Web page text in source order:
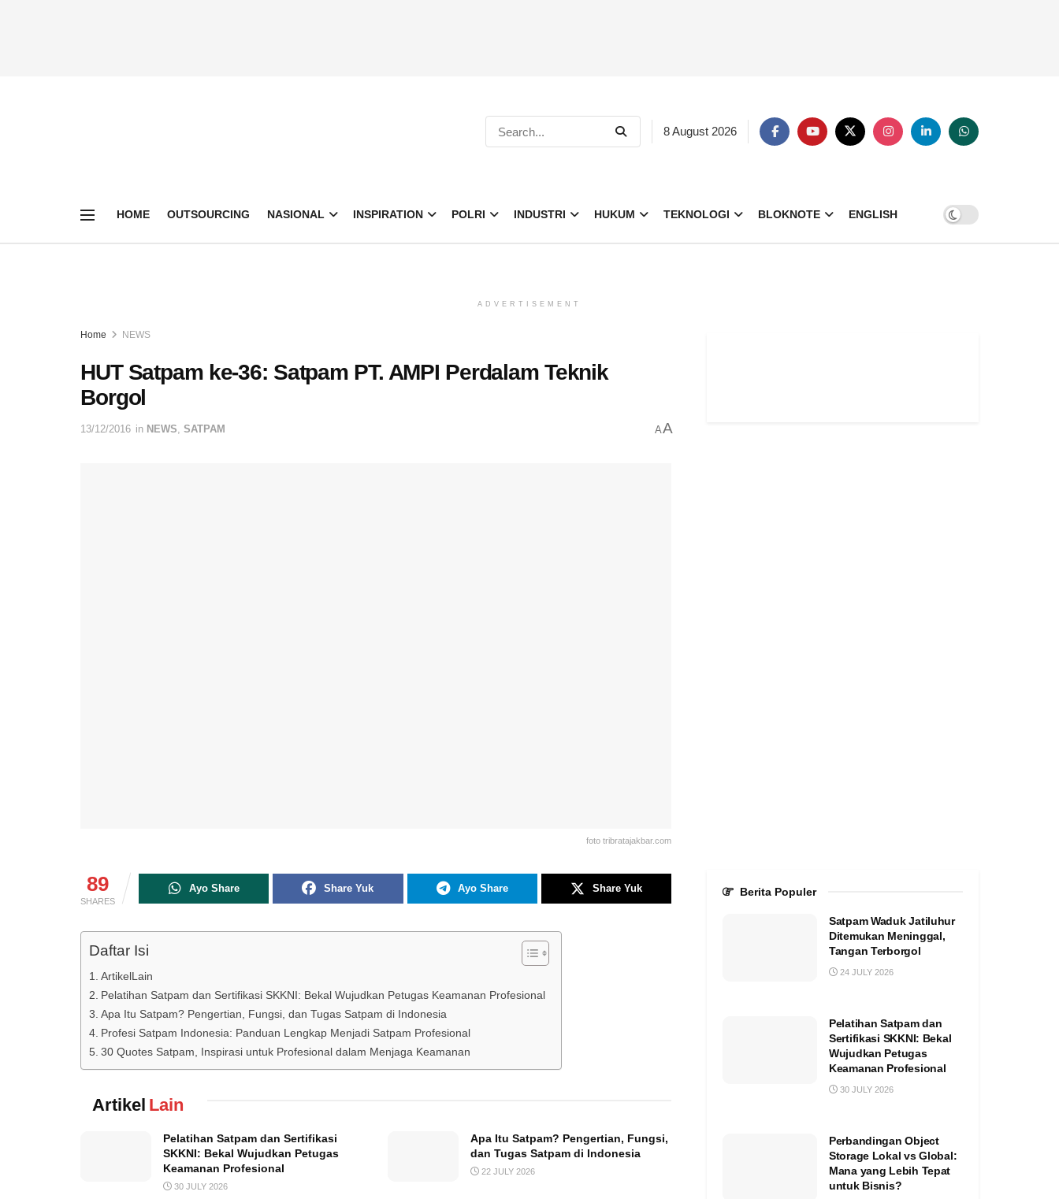
8 August 2026
HOME OUTSOURCING NASIONAL INSPIRATION POLRI INDUSTRI HUKUM TEKNOLOGI BLOKNOTE ENGLISH
ADVERTISEMENT
Home NEWS
HUT Satpam ke-36: Satpam PT. AMPI Perdalam Teknik
Borgol
13/12/2016 in NEWS, SATPAM AA
foto tribratajakbar.com
89
SHARES
Ayo Share Share Yuk Ayo Share Share Yuk
Daftar Isi
ArtikelLain
Pelatihan Satpam dan Sertifikasi SKKNI: Bekal Wujudkan Petugas Keamanan Profesional
Apa Itu Satpam? Pengertian, Fungsi, dan Tugas Satpam di Indonesia
Profesi Satpam Indonesia: Panduan Lengkap Menjadi Satpam Profesional
30 Quotes Satpam, Inspirasi untuk Profesional dalam Menjaga Keamanan
Artikel Lain
Pelatihan Satpam dan Sertifikasi
SKKNI: Bekal Wujudkan Petugas
Keamanan Profesional
30 JULY 2026
Apa Itu Satpam? Pengertian, Fungsi,
dan Tugas Satpam di Indonesia
22 JULY 2026
Berita Populer
Satpam Waduk Jatiluhur
Ditemukan Meninggal,
Tangan Terborgol
24 JULY 2026
Pelatihan Satpam dan
Sertifikasi SKKNI: Bekal
Wujudkan Petugas
Keamanan Profesional
30 JULY 2026
Perbandingan Object
Storage Lokal vs Global:
Mana yang Lebih Tepat
untuk Bisnis?